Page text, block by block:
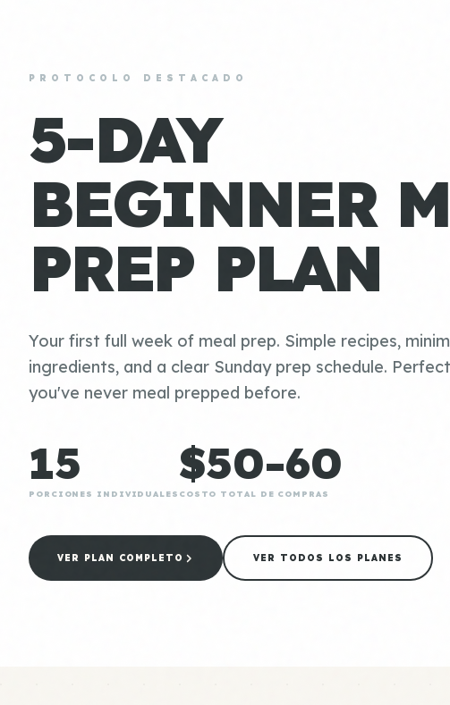
PROTOCOLO DESTACADO
5-DAY
BEGINNER
PREP PLAN
Your first full week of meal prep. Simple recipes,
ingredients, and a clear Sunday prep schedule.
you've never meal prepped before.
15
PORCIONES INDIVIDUALES
$50-60
COSTO TOTAL DE COMPRAS
VER PLAN COMPLETO VER TODOS LOS PLANES